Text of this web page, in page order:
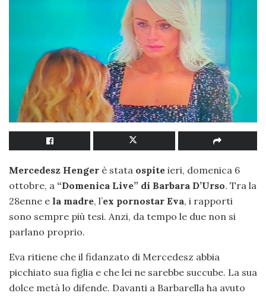
Mercedesz Henger è stata ospite ieri, domenica 6
ottobre, a “Domenica Live” di Barbara D’Urso. Tra la
28enne e la madre, l’ex pornostar Eva, i rapporti
sono sempre più tesi. Anzi, da tempo le due non si
parlano proprio.
Eva ritiene che il fidanzato di Mercedesz abbia
picchiato sua figlia e che lei ne sarebbe succube. La sua
dolce metà lo difende. Davanti a Barbarella ha avuto